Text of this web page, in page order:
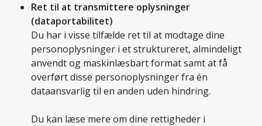
Ret til at transmittere oplysninger
(dataportabilitet)
Du har i visse tilfælde ret til at modtage dine
personoplysninger i et struktureret, almindeligt
anvendt og maskinlæsbart format samt at få
overført disse personoplysninger fra én
dataansvarlig til en anden uden hindring.
Du kan læse mere om dine rettigheder i